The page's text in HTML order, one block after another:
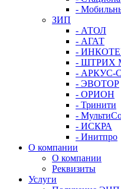
-
ЗИП
- АТОЛ
- АГАТ
-
- ШТРИХ
- АРКУС-
- ЭВОТОР
- ОРИОН
- Тринити
-
- ИСКРА
- Инитпро
О компании
О компании
Реквизиты
Услуги